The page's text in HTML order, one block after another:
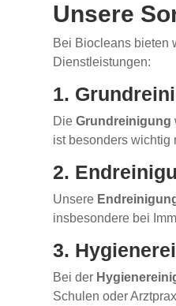
Unsere
Bei Biocleans bieten
Dienstleistungen:
1.
DieGrundreinigung
ist besonders wichtig
2.
Unsere
insbesondere bei
3.
Bei der
Schulen oder